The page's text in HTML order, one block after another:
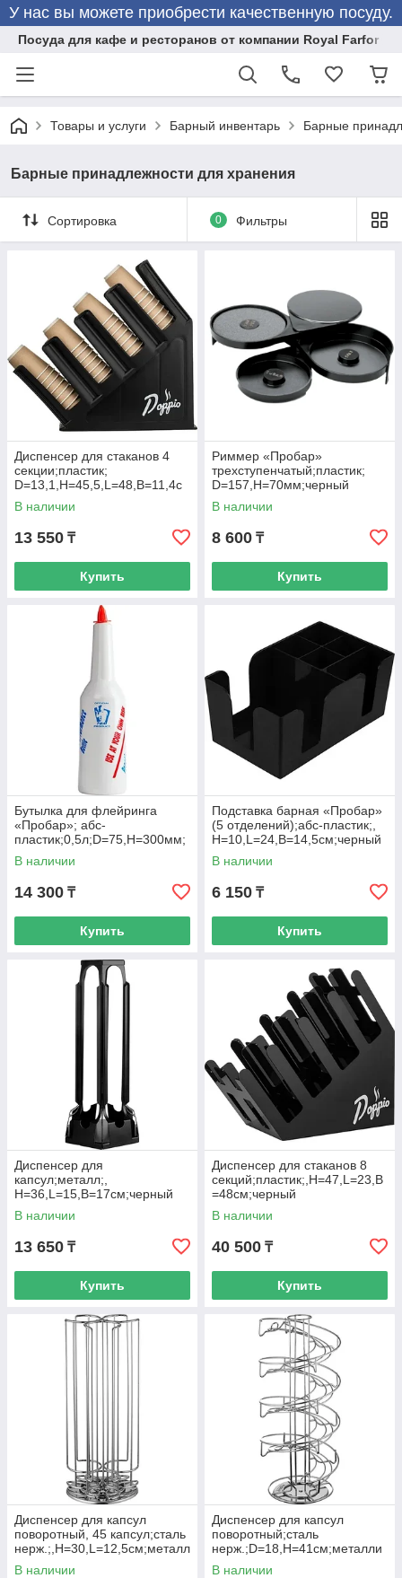
У нас вы можете приобрести качественную посуду.
Посуда для кафе и ресторанов от компании Royal Farfor
Товары и услуги Барный инвентарь Барные
Барные принадлежности для хранения
Сортировка 0 Фильтры
Диспенсер для стаканов 4
секции;пластик;
D=13,1,H=45,5,L=48,B=11,4с
м;черный
В наличии
13 550 ₸
Купить
Риммер «Пробар»
трехступенчатый;пластик;
D=157,H=70мм;черный
В наличии
8 600 ₸
Купить
Бутылка для флейринга
«Пробар»; абс-
пластик;0,5л;D=75,H=300мм;
белый
В наличии
14 300 ₸
Купить
Подставка барная «Пробар»
(5 отделений);абс-пластик;,
H=10,L=24,B=14,5см;черный
В наличии
6 150 ₸
Купить
Диспенсер для
капсул;металл;,
H=36,L=15,B=17см;черный
В наличии
13 650 ₸
Купить
Диспенсер для стаканов 8
секций;пластик;,H=47,L=23,B
=48см;черный
В наличии
40 500 ₸
Купить
Диспенсер для капсул
поворотный, 45 капсул;сталь
нерж.;,H=30,L=12,5см;металл
ич.
В наличии
Диспенсер для капсул
поворотный;сталь
нерж.;D=18,H=41см;металли
ч.
В наличии